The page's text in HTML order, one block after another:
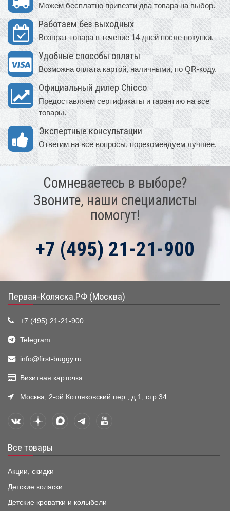
Можем бесплатно привезти два товара на выбор.
Работаем без выходных
Возврат товара в течение 14 дней после покупки.
Удобные способы оплаты
Возможна оплата картой, наличными, по QR-коду.
Официальный дилер Chicco
Предоставляем сертификаты и гарантию на все
товары.
Экспертные консультации
Ответим на все вопросы, порекомендуем лучшее.
Сомневаетесь в выборе?
Звоните, наши специалисты
помогут!
+7 (495) 21-21-900
Первая-Коляска.РФ (Москва)
+7 (495) 21-21-900
Telegram
info@first-buggy.ru
Визитная карточка
Москва, 2-ой Котляковский пер., д.1, стр.34
Все товары
Акции, скидки
Детские коляски
Детские кроватки и колыбели